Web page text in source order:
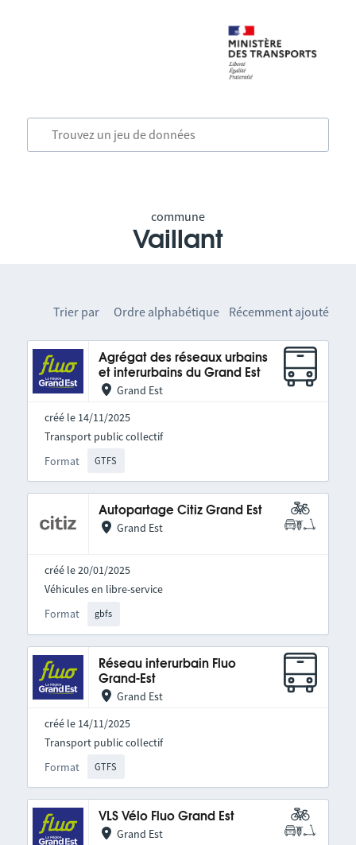
commune
Vaillant
Trier par Ordre alphabétique Récemment ajouté
Agrégat des réseaux urbains
et interurbains du Grand Est
Grand Est
créé le 14/11/2025
Format GTFS
Transport public collectif
Autopartage Citiz Grand Est
Grand Est
créé le 20/01/2025
Format gbfs
Véhicules en libre-service
Réseau interurbain Fluo
Grand-Est
Grand Est
créé le 14/11/2025
Format GTFS
Transport public collectif
VLS Vélo Fluo Grand Est
Grand Est